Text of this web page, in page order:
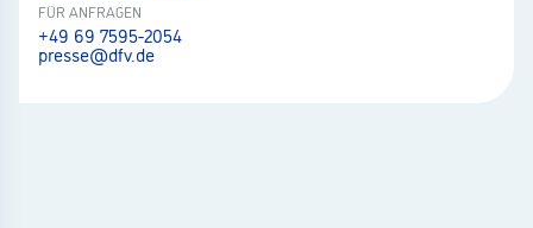
FÜR ANFRAGEN
+49 69 7595-2054
presse@dfv.de